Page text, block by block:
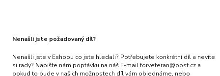
Nenašli jste požadovaný díl?
Nenašli jste v Eshopu co jste hledali? Potřebujete konkrétní díl a nevíte
si rady? Napište nám poptávku na náš E-mail forveteran@post.cz a
pokud to bude v našich možnostech díl vám objednáme, nebo